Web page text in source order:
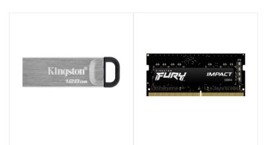
Audio, Foto y Video